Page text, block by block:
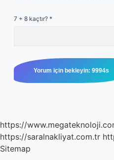
7 + 8 kaçtır? *
https://
https://saralnakliyat.com.tr
Sitemap